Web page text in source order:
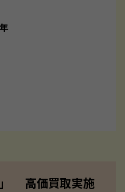
」 高価買取実施